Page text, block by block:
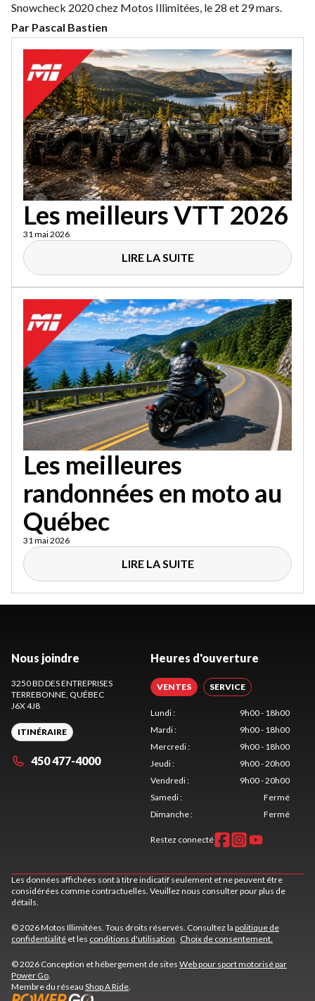
Snowcheck 2020 chez Motos Illimitées, le 28 et 29 mars.
Par Pascal Bastien
Les meilleurs VTT 2026
31 mai 2026
LIRE LA SUITE
Les meilleures
randonnées en moto au
Québec
31 mai 2026
LIRE LA SUITE
Nous joindre
3250 BD DES ENTREPRISES
TERREBONNE, QUÉBEC
J6X 4J8
ITINÉRAIRE
450 477-4000
Heures d'ouverture
VENTES SERVICE
Lundi:
9h00 - 18h00
Mardi:
9h00 - 18h00
Mercredi:
9h00 - 18h00
Jeudi:
9h00 - 20h00
Vendredi:
9h00 - 20h00
Samedi:
Fermé
Dimanche: Fermé
Restez connecté
Les données affichées sont à titre indicatif seulement et ne peuvent être
considérées comme contractuelles. Veuillez nous consulter pour plus de
détails.
© 2026 Motos Illimitées. Tous droits réservés. Consultez la politique de
confidentialité et les conditions d'utilisation. Choix de consentement.
© 2026 Conception et hébergement de sites Web pour sport motorisé par
Power Go.
Membre du réseau Shop A Ride.